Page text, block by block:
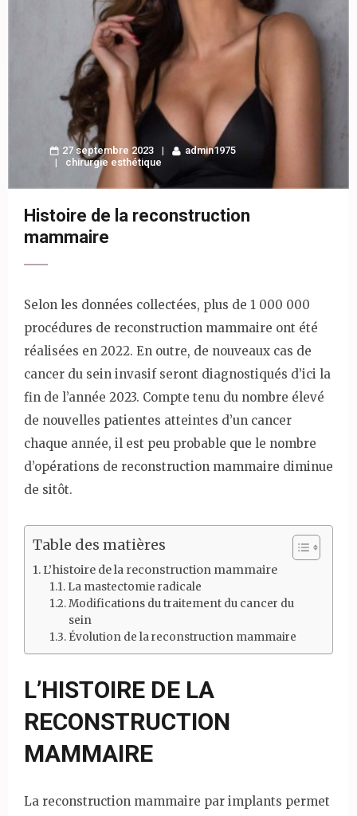
27 septembre 2023
admin1975
chirurgie esthétique
Histoire de la reconstruction
mammaire
Selon les données collectées, plus de 1 000 000
procédures de reconstruction mammaire ont été
réalisées en 2022. En outre, de nouveaux cas de
cancer du sein invasif seront diagnostiqués d’ici la
fin de l’année 2023. Compte tenu du nombre élevé
de nouvelles patientes atteintes d’un cancer
chaque année, il est peu probable que le nombre
d’opérations de reconstruction mammaire diminue
de sitôt.
Table des matières
L’histoire de la reconstruction mammaire
La mastectomie radicale
Modifications du traitement du cancer du
sein
Évolution de la reconstruction mammaire
L’HISTOIRE DE LA
RECONSTRUCTION
MAMMAIRE
La reconstruction mammaire par implants permet